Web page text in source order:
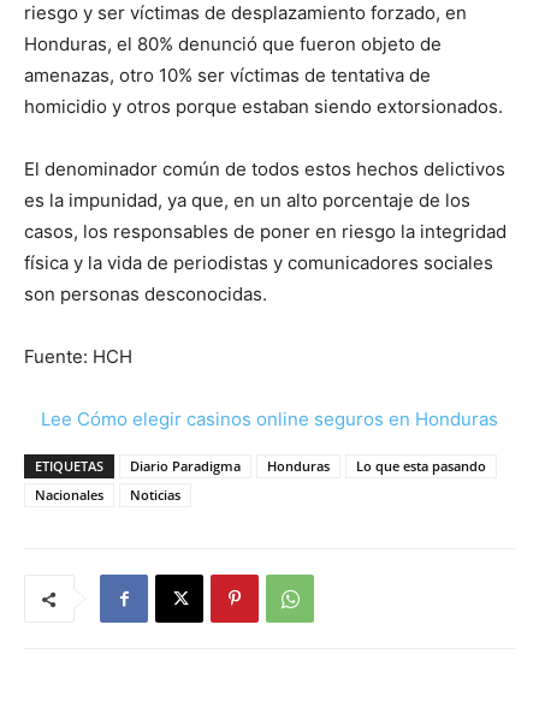
riesgo y ser víctimas de desplazamiento forzado, en
Honduras, el 80% denunció que fueron objeto de
amenazas, otro 10% ser víctimas de tentativa de
homicidio y otros porque estaban siendo extorsionados.
El denominador común de todos estos hechos delictivos
es la impunidad, ya que, en un alto porcentaje de los
casos, los responsables de poner en riesgo la integridad
física y la vida de periodistas y comunicadores sociales
son personas desconocidas.
Fuente: HCH
Lee Cómo elegir casinos online seguros en Honduras
ETIQUETAS Diario Paradigma Honduras
Lo que esta pasando
Nacionales
Noticias